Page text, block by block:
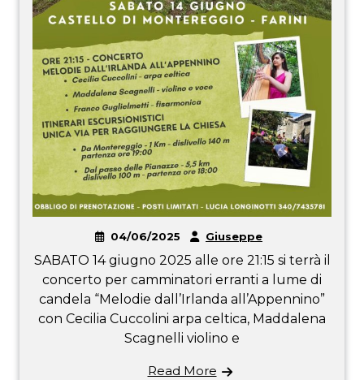
04/06/2025 Giuseppe
SABATO 14 giugno 2025 alle ore 21:15 si terrà il
concerto per camminatori erranti a lume di
candela “Melodie dall’Irlanda all’Appennino”
con Cecilia Cuccolini arpa celtica, Maddalena
Scagnelli violino e
Read More